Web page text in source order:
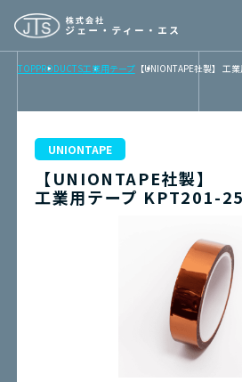
TOP
BUSINESS
TOPPRODUCTS工業用テープ【UNIONTAPE社製】 工
【UNIONTAPE社製】
工業用テープ KPT201-
UNIONTAPE